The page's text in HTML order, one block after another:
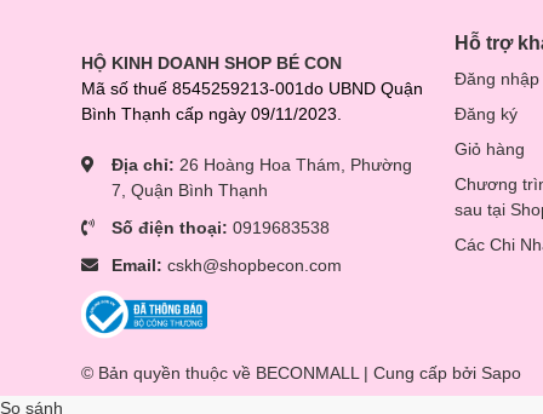
HỘ KINH DOANH SHOP BÉ CON
Mã số thuế 8545259213-001do UBND Quận
Bình Thạnh cấp ngày 09/11/2023.
Địa chỉ: 26 Hoàng Hoa Thám, Phường
7, Quận Bình Thạnh
Số điện thoại: 0919683538
Email: cskh@shopbecon.com
Hỗ trợ
Đăng nhập
Đăng ký
Giỏ hàng
Chương
sau tại
Các Chi
© Bản quyền thuộc về BECONMALL | Cung cấp bởi Sapo
So sánh